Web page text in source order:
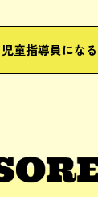
児童指導員にな